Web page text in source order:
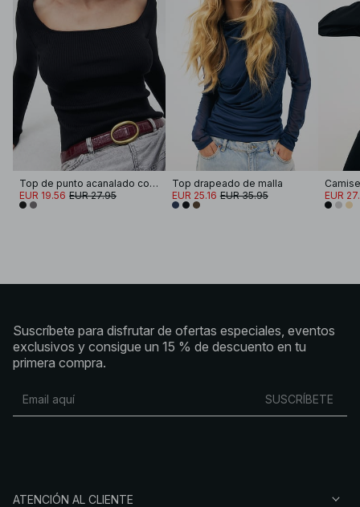
Top de punto acanalado con escote cuadrado
EUR 19.56 EUR 27.95
Top drapeado de malla
EUR 25.16 EUR 35.95 EUR
Suscríbete para disfrutar de ofertas especiales, eventos
exclusivos y consigue un 15 % de descuento en tu
primera compra.
SUSCRÍBETE
ATENCIÓN AL CLIENTE